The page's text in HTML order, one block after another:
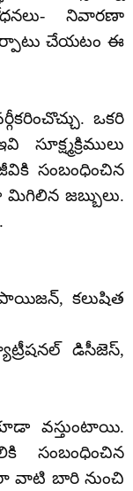
నివారణా
చేయటం ఈ
ఒకరి
సంబంధించిన
మిగిలిన జబ్బులు.
కలుషిత
డిసీజెస్‌,
వస్తుంటాయి.
సంబంధించిన
వాటి బారి నుంచి